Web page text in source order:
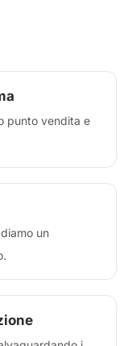
punto vendita e
un